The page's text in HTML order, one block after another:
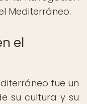
Mediterráneo.
el
fue un
su cultura y su